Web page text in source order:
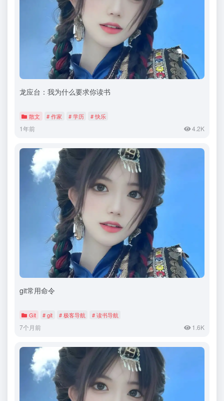
龙应台：我为什么要求你读书
散文 # 作家 # 学历 # 快乐
1年前 4.2K
git常用命令
Git # git # 极客导航 # 读书导航
7个月前 1.6K